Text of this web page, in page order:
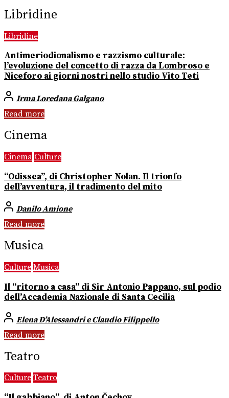
Libridine
Libridine
Antimeriodionalismo e razzismo culturale:
l’evoluzione del concetto di razza da Lombroso e
Niceforo ai giorni nostri nello studio Vito Teti
Irma Loredana Galgano
Read more
Cinema
Cinema Culture
“Odissea”, di Christopher Nolan. Il trionfo
dell’avventura, il tradimento del mito
Danilo Amione
Read more
Musica
Culture Musica
Il “ritorno a casa” di Sir Antonio Pappano, sul podio
dell’Accademia Nazionale di Santa Cecilia
Elena D’Alessandri e Claudio Filippello
Read more
Teatro
Culture Teatro